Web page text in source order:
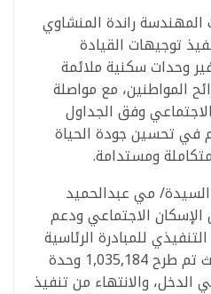
المهندسة راندة المنشاوي
توجيهات القيادة
وحدات سكنية ملائمة
المواطنين، مع مواصلة
وفق الجداول
في تحسين جودة الحياة
ومستدامة.
مي عبدالحميد
الاجتماعي ودعم
للمبادرة الرئاسية
“سكن لكل المصريين”، حيث تم طرح 1,035,184 وحدة
والانتهاء من تنفيذ